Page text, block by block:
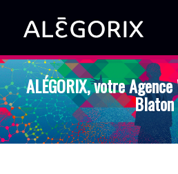
ALÉGORIX, votre
Blaton